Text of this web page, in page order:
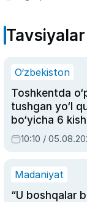
Tavsiyalar
O‘zbekiston
Toshkentda
tushgan yo‘l
bo‘yicha 6
hukmi o‘qildi
10:10 /
Madaniyat
“U boshqalar